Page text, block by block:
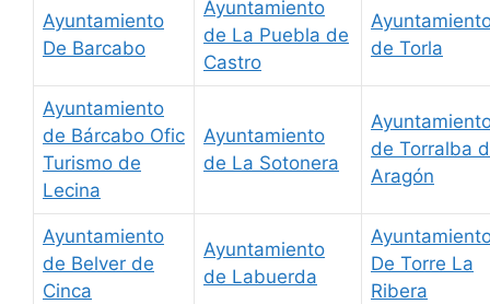
Ayuntamiento
De Barcabo
Ayuntamiento
de La Puebla de
Castro
de Torla
Ayuntamiento
de Bárcabo Ofic
Turismo de
Lecina
Ayuntamiento
de La Sotonera
de Torralba
Aragón
Ayuntamiento
de Belver de
Cinca
Ayuntamiento
de Labuerda
De Torre La
Ribera